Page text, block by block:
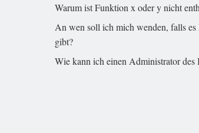
Warum ist Funktion x oder y nicht
An wen soll ich mich wenden, falls
gibt?
Wie kann ich einen Administrator des